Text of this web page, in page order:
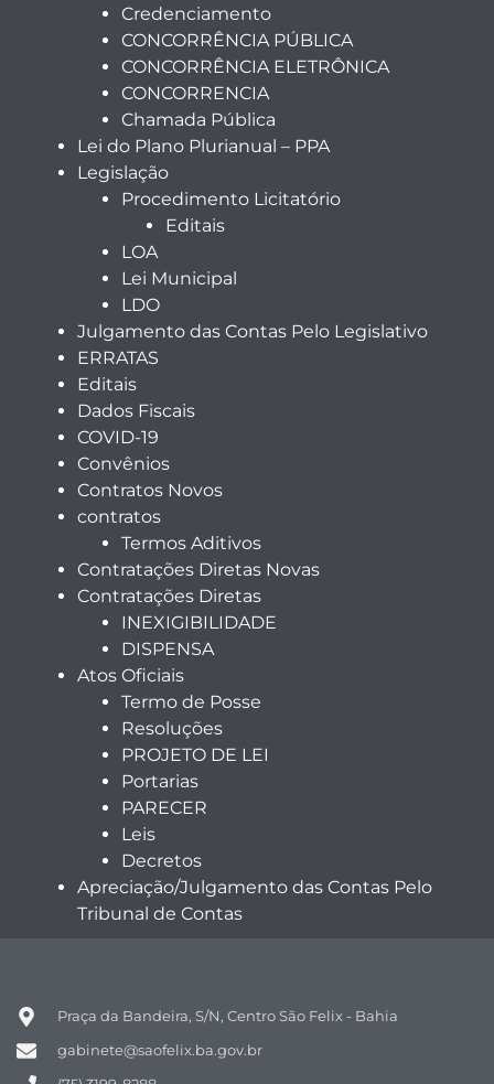
Credenciamento
CONCORRÊNCIA PÚBLICA
CONCORRÊNCIA ELETRÔNICA
CONCORRENCIA
Chamada Pública
Lei do Plano Plurianual – PPA
Legislação
Procedimento Licitatório
Editais
LOA
Lei Municipal
LDO
Julgamento das Contas Pelo Legislativo
ERRATAS
Editais
Dados Fiscais
COVID-19
Convênios
Contratos Novos
contratos
Termos Aditivos
Contratações Diretas Novas
Contratações Diretas
INEXIGIBILIDADE
DISPENSA
Atos Oficiais
Termo de Posse
Resoluções
PROJETO DE LEI
Portarias
PARECER
Leis
Decretos
Apreciação/Julgamento das Contas Pelo
Tribunal de Contas
Praça da Bandeira, S/N, Centro São Felix - Bahia
gabinete@saofelix.ba.gov.br